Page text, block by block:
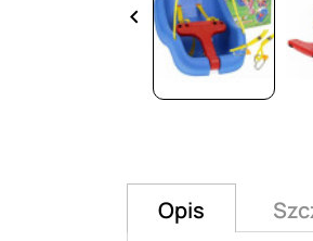
keyboard_arrow_left
Opis